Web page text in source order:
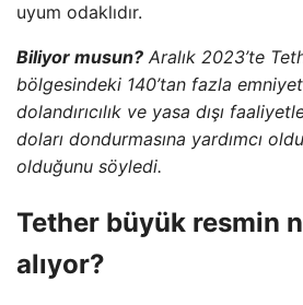
uyum odaklıdır.
Biliyor musun? Aralık 2023’te
bölgesindeki 140’tan fazla emniyet
dolandırıcılık ve yasa dışı
doları dondurmasına yardımcı
olduğunu söyledi.
Tether büyük resmin
alıyor?